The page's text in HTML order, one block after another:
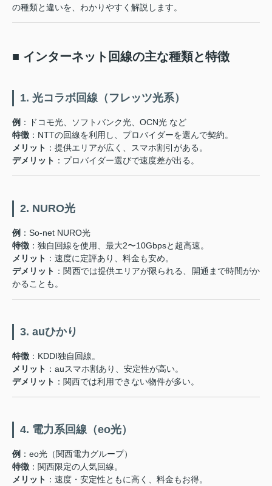
の種類と違いを、わかりやすく解説します。
■ インターネット回線の主な種類と特徴
1. 光コラボ回線（フレッツ光系）
例 ：ドコモ光、ソフトバンク光、OCN光 など
特徴 ：NTTの回線を利用し、プロバイダーを選んで契約。
メリット ：提供エリアが広く、スマホ割引がある。
デメリット ：プロバイダー選びで速度差が出る。
2. NURO光
例 ：So-net NURO光
特徴 ：独自回線を使用、最大2〜10Gbpsと超高速。
メリット ：速度に定評あり、料金も安め。
デメリット ：関西では提供エリアが限られる、開通まで時間がか
かることも。
3. auひかり
特徴 ：KDDI独自回線。
メリット ：auスマホ割あり、安定性が高い。
デメリット ：関西では利用できない物件が多い。
4. 電力系回線（eo光）
例 ：eo光（関西電力グループ）
特徴 ：関西限定の人気回線。
メリット ：速度・安定性ともに高く、料金もお得。